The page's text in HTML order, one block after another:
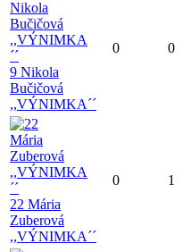
9 Nikola
Bučičová
,,VÝNIMKA´´
0 0
22 Mária
Zuberová
,,VÝNIMKA´´
0 1